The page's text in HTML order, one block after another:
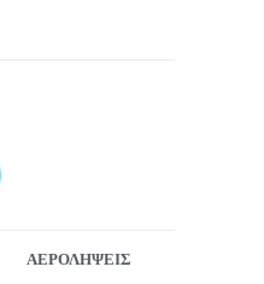
ΑΕΡΟΛΗΨΕΙΣ